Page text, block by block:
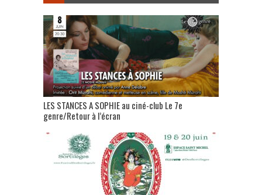
LES STANCES A SOPHIE au ciné-club Le 7e
genre/Retour à l’écran